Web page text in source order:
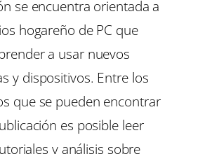
se encuentra orientada a
hogareño de PC que
a usar nuevos
y dispositivos. Entre los
que se pueden encontrar
es posible leer
y análisis sobre